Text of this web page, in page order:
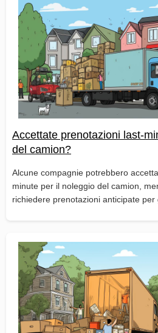
Accettate prenotazioni last-
del camion?
Alcune compagnie potrebbero
minute per il noleggio del camion,
richiedere prenotazioni anticipate per